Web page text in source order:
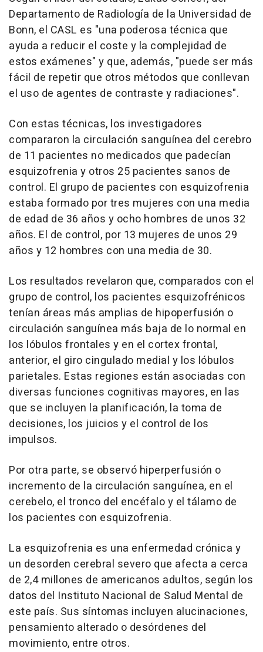
Departamento de Radiología de la Universidad de
Bonn, el CASL es "una poderosa técnica que
ayuda a reducir el coste y la complejidad de
estos exámenes" y que, además, "puede ser más
fácil de repetir que otros métodos que conllevan
el uso de agentes de contraste y radiaciones".
Con estas técnicas, los investigadores
compararon la circulación sanguínea del cerebro
de 11 pacientes no medicados que padecían
esquizofrenia y otros 25 pacientes sanos de
control. El grupo de pacientes con esquizofrenia
estaba formado por tres mujeres con una media
de edad de 36 años y ocho hombres de unos 32
años. El de control, por 13 mujeres de unos 29
años y 12 hombres con una media de 30.
Los resultados revelaron que, comparados con el
grupo de control, los pacientes esquizofrénicos
tenían áreas más amplias de hipoperfusión o
circulación sanguínea más baja de lo normal en
los lóbulos frontales y en el cortex frontal,
anterior, el giro cingulado medial y los lóbulos
parietales. Estas regiones están asociadas con
diversas funciones cognitivas mayores, en las
que se incluyen la planificación, la toma de
decisiones, los juicios y el control de los
impulsos.
Por otra parte, se observó hiperperfusión o
incremento de la circulación sanguínea, en el
cerebelo, el tronco del encéfalo y el tálamo de
los pacientes con esquizofrenia.
La esquizofrenia es una enfermedad crónica y
un desorden cerebral severo que afecta a cerca
de 2,4 millones de americanos adultos, según los
datos del Instituto Nacional de Salud Mental de
este país. Sus síntomas incluyen alucinaciones,
pensamiento alterado o desórdenes del
movimiento, entre otros.